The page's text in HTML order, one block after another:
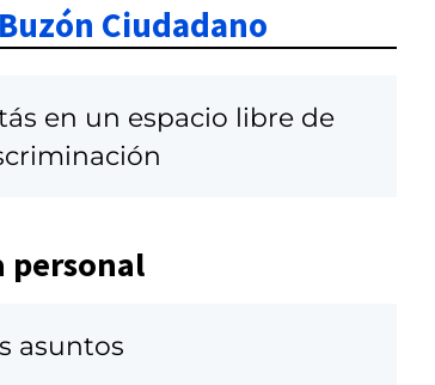
Buzón Ciudadano
en un espacio libre de
personal
asuntos